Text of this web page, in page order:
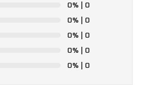
0% | 0
0% | 0
0% | 0
0% | 0
0% | 0